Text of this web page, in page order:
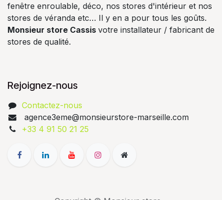
fenêtre enroulable, déco, nos stores d'intérieur et nos
stores de véranda etc… Il y en a pour tous les goûts.
Monsieur store Cassis votre installateur / fabricant de
stores de qualité.
Rejoignez-nous
Contactez-nous
agence3eme@monsieurstore-marseille.com
+33 4 91 50 21 25